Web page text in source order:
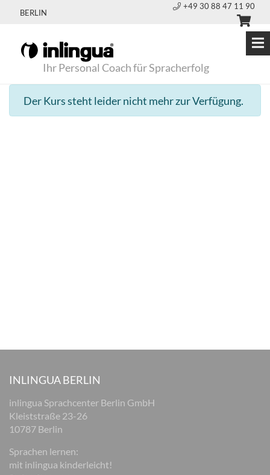
BERLIN
+49 30 88 47 11 90
Ihr Personal Coach für Spracherfolg
Der Kurs steht leider nicht mehr zur Verfügung.
INLINGUA BERLIN
inlingua Sprachcenter Berlin GmbH
Kleiststraße 23-26
10787 Berlin
Sprachen lernen:
mit inlingua kinderleicht!